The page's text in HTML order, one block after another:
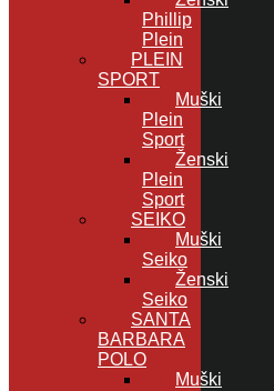
Phillip
Plein
PLEIN
SPORT
Muški
Plein
Sport
Ženski
Plein
Sport
SEIKO
Muški
Seiko
Ženski
Seiko
SANTA
BARBARA
POLO
Muški